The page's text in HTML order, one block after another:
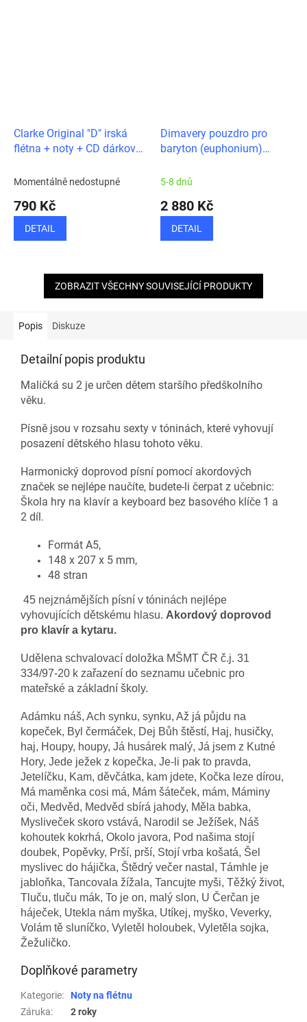
Clarke Original "D" irská
flétna + noty + CD dárkové
Momentálně nedostupné
790 Kč
DETAIL
Dimavery pouzdro pro
baryton (euphonium)
5-8 dnů
2 880 Kč
DETAIL
ZOBRAZIT VŠECHNY SOUVISEJÍCÍ PRODUKTY
Popis Diskuze
Detailní popis produktu
Maličká su 2 je určen dětem staršího předškolního
věku.
Písně jsou v rozsahu sexty v tóninách, které vyhovují
posazení dětského hlasu tohoto věku.
Harmonický doprovod písní pomocí akordových
značek se nejlépe naučíte, budete-li čerpat z učebnic:
Škola hry na klavír a keyboard bez basového klíče 1 a
2 díl.
Formát A5,
148 x 207 x 5 mm,
48 stran
45 nejznámějších písní v tóninách nejlépe
vyhovujících dětskému hlasu. Akordový doprovod
pro klavír a kytaru.
Udělena schvalovací doložka MŠMT ČR č.j. 31
334/97-20 k zařazení do seznamu učebnic pro
mateřské a základní školy.
Adámku náš, Ach synku, synku, Až já půjdu na
kopeček, Byl čermáček, Dej Bůh štěstí, Haj, husičky,
haj, Houpy, houpy, Já husárek malý, Já jsem z Kutné
Hory, Jede ježek z kopečka, Je-li pak to pravda,
Jetelíčku, Kam, děvčátka, kam jdete, Kočka leze dírou,
Má maměnka cosi má, Mám šáteček, mám, Máminy
oči, Medvěd, Medvěd sbírá jahody, Měla babka,
Mysliveček skoro vstává, Narodil se Ježíšek, Náš
kohoutek kokrhá, Okolo javora, Pod našima stojí
doubek, Popěvky, Prší, prší, Stojí vrba košatá, Šel
myslivec do hájička, Štědrý večer nastal, Támhle je
jabloňka, Tancovala žížala, Tancujte myši, Těžký život,
Tluču, tluču mák, To je on, malý slon, U Čerčan je
háječek, Utekla nám myška, Utíkej, myško, Veverky,
Volám tě sluníčko, Vyletěl holoubek, Vyletěla sojka,
Žežuličko.
Doplňkové parametry
Kategorie:
Noty na flétnu
Záruka:
2 roky